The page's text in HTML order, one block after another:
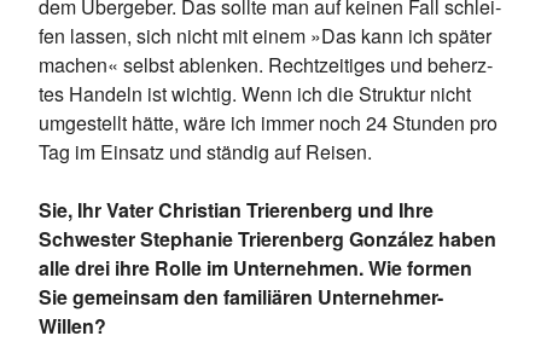
dem Über­ge­ber. Das soll­te man auf kei­nen Fall schlei­
fen las­sen, sich nicht mit ei­nem »Das kann ich spä­ter
ma­chen« selbst ab­len­ken. Recht­zei­ti­ges und be­herz­
tes Han­deln ist wich­tig. Wenn ich die Struk­tur nicht
um­ge­stellt hät­te, wäre ich im­mer noch 24 Stun­den pro
Tag im Ein­satz und stän­dig auf Rei­sen.
Sie, Ihr Vater Christian Trierenberg und Ihre
Schwester Stephanie Trierenberg González haben
alle drei ihre Rolle im Unternehmen. Wie formen
Sie gemeinsam den familiären Unternehmer-
Willen?